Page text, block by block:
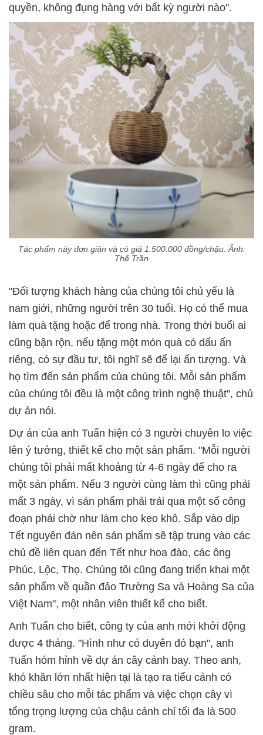
quyền, không đụng hàng với bất kỳ người nào".
Tác phẩm này đơn giản và có giá 1.500.000 đồng/chậu. Ảnh:
Thế Trần
"Đối tượng khách hàng của chúng tôi chủ yếu là
nam giới, những người trên 30 tuổi. Họ có thể mua
làm quà tặng hoặc để trong nhà. Trong thời buổi ai
cũng bận rộn, nếu tặng một món quà có dấu ấn
riêng, có sự đầu tư, tôi nghĩ sẽ để lại ấn tượng. Và
họ tìm đến sản phẩm của chúng tôi. Mỗi sản phẩm
của chúng tôi đều là một công trình nghệ thuật", chủ
dự án nói.
Dự án của anh Tuấn hiện có 3 người chuyên lo việc
lên ý tưởng, thiết kế cho một sản phẩm. "Mỗi người
chúng tôi phải mất khoảng từ 4-6 ngày để cho ra
một sản phẩm. Nếu 3 người cùng làm thì cũng phải
mất 3 ngày, vì sản phẩm phải trải qua một số công
đoạn phải chờ như làm cho keo khô. Sắp vào dịp
Tết nguyên đán nên sản phẩm sẽ tập trung vào các
chủ đề liên quan đến Tết như hoa đào, các ông
Phúc, Lộc, Thọ. Chúng tôi cũng đang triển khai một
sản phẩm về quần đảo Trường Sa và Hoàng Sa của
Việt Nam", một nhân viên thiết kế cho biết.
Anh Tuấn cho biết, công ty của anh mới khởi động
được 4 tháng. "Hình như có duyên đó bạn", anh
Tuấn hóm hỉnh về dự án cây cảnh bay. Theo anh,
khó khăn lớn nhất hiện tại là tạo ra tiểu cảnh có
chiều sâu cho mỗi tác phẩm và việc chọn cây vì
tổng trọng lượng của chậu cảnh chỉ tối đa là 500
gram.